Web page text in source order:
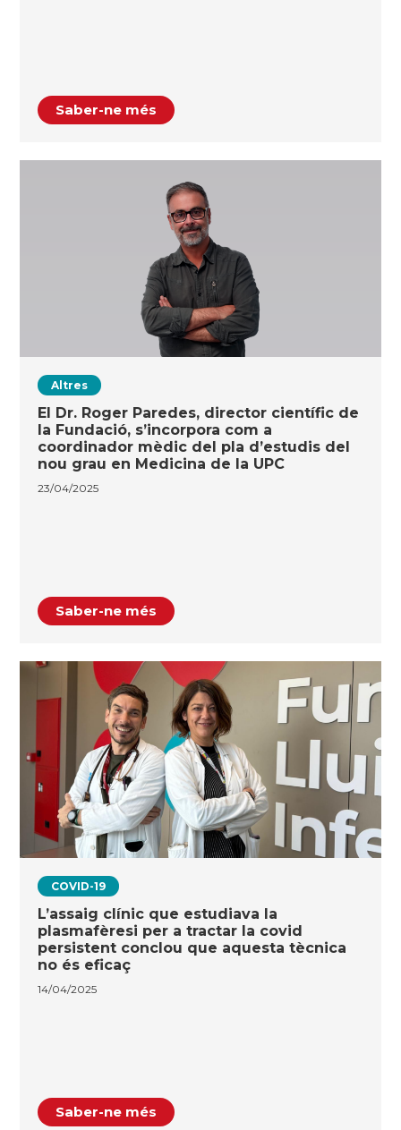
Saber-ne més
Altres
El Dr. Roger Paredes, director científic de
la Fundació, s’incorpora com a
coordinador mèdic del pla d’estudis del
nou grau en Medicina de la UPC
23/04/2025
Saber-ne més
COVID-19
L’assaig clínic que estudiava la
plasmafèresi per a tractar la covid
persistent conclou que aquesta tècnica
no és eficaç
14/04/2025
Saber-ne més